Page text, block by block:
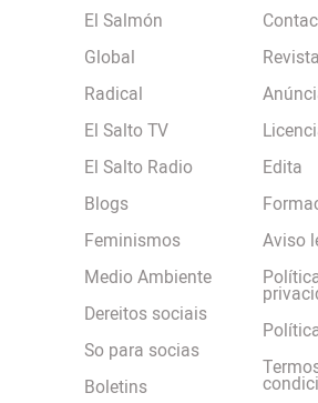
El Salmón
Global
Radical
El Salto TV
El Salto Radio
Blogs
Feminismos
Medio Ambiente
Dereitos sociais
So para socias
Boletins
Revista
Edita
Aviso